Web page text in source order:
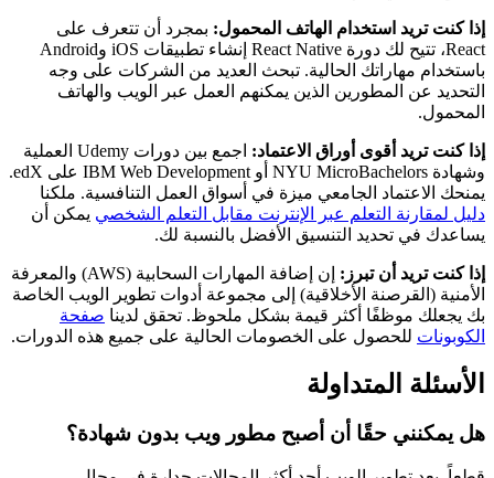
إذا كنت تريد استخدام الهاتف المحمول: بمجرد أن تتعرف على
React، تتيح لك دورة React Native إنشاء تطبيقات iOS وAndroid
باستخدام مهاراتك الحالية. تبحث العديد من الشركات على وجه
التحديد عن المطورين الذين يمكنهم العمل عبر الويب والهاتف
المحمول.
إذا كنت تريد أقوى أوراق الاعتماد:
اجمع بين دورات Udemy العملية
وشهادة NYU MicroBachelors أو IBM Web Development على edX.
يمنحك الاعتماد الجامعي ميزة في أسواق العمل التنافسية. ملكنا
دليل لمقارنة التعلم عبر الإنترنت مقابل التعلم الشخصي يمكن أن
يساعدك في تحديد التنسيق الأفضل بالنسبة لك.
إذا كنت تريد أن تبرز:
إن إضافة المهارات السحابية (AWS) والمعرفة
الأمنية (القرصنة الأخلاقية) إلى مجموعة أدوات تطوير الويب الخاصة
بك يجعلك موظفًا أكثر قيمة بشكل ملحوظ. تحقق لدينا صفحة
الكوبونات للحصول على الخصومات الحالية على جميع هذه الدورات.
الأسئلة المتداولة
هل يمكنني حقًا أن أصبح مطور ويب بدون شهادة؟